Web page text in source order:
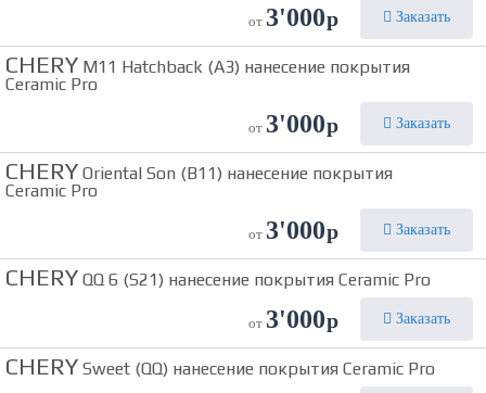
от 3'000р Заказать
CHERY M11 Hatchback (A3) нанесение покрытия
Ceramic Pro
от 3'000р Заказать
CHERY Oriental Son (B11) нанесение покрытия
Ceramic Pro
от 3'000р Заказать
CHERY QQ 6 (S21) нанесение покрытия Ceramic Pro
от 3'000р Заказать
CHERY Sweet (QQ) нанесение покрытия Ceramic Pro